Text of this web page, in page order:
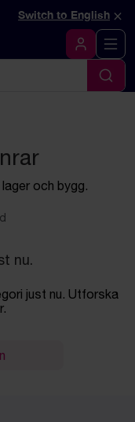
sida
Switch to English ×
Logga in
Sök
och bygg.
nu.
just nu. Utforska